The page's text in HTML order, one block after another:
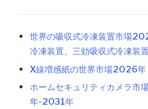
世界の吸収式冷凍装置市場
冷凍装置、三効吸収式冷凍装
X線増感紙の世界市場2026年
ホームセキュリティカメラ市
年-2031年